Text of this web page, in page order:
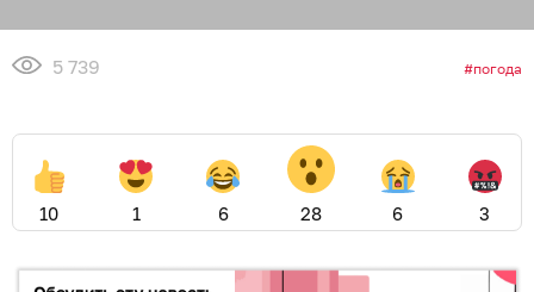
5 739 погода
10 1 6 28 6 3